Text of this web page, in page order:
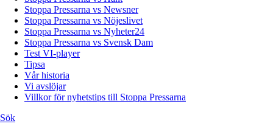
Stoppa Pressarna vs Newsner
Stoppa Pressarna vs Nöjeslivet
Stoppa Pressarna vs Nyheter24
Stoppa Pressarna vs Svensk Dam
Test VI-player
Tipsa
Vår historia
Vi avslöjar
Villkor för nyhetstips till Stoppa Pressarna
Sök